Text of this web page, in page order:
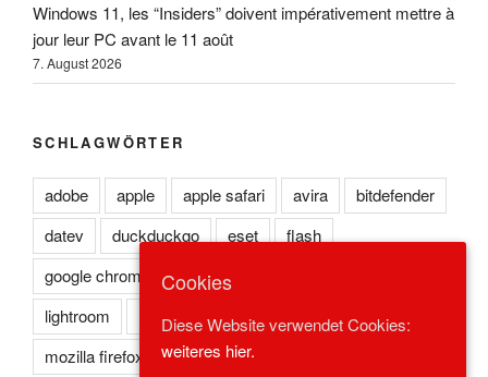
Windows 11, les “Insiders” doivent impérativement mettre à
jour leur PC avant le 11 août
7. August 2026
SCHLAGWÖRTER
adobe apple apple safari avira
bitdefender
datev
duckduckgo eset
flash
google chrome
kaspersky
lightroom
microsoft edge
microsoft ie
mozilla firefox
norton opera
Cookies
Diese Website verwendet Cookies:
weiteres hier.